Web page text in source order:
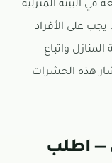
البيئة المنزلية
يجب على الأفراد
واتباع
هذه الحشرات
— اطلب